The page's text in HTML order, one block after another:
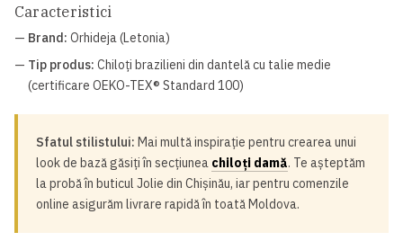
Caracteristici
— Brand: Orhideja (Letonia)
— Tip produs: Chiloți brazilieni din dantelă cu talie medie
(certificare OEKO-TEX® Standard 100)
Sfatul stilistului: Mai multă inspirație pentru crearea unui
look de bază găsiți în secțiunea chiloți damă. Te așteptăm
la probă în buticul Jolie din Chișinău, iar pentru comenzile
online asigurăm livrare rapidă în toată Moldova.